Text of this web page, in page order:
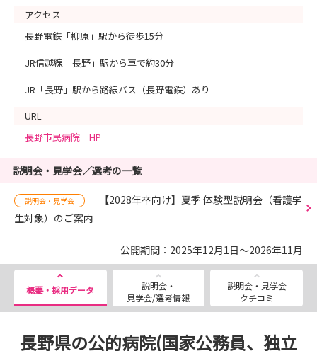
アクセス
長野電鉄「柳原」駅から徒歩15分
JR信越線「長野」駅から車で約30分
JR「長野」駅から路線バス（長野電鉄）あり
URL
長野市民病院 HP
説明会・見学会／選考の一覧
説明会・見学会
【2028年卒向け】夏季 体験型説明会（看護学
生対象）のご案内
公開期間：2025年12月1日～2026年11月
概要・採用データ
説明会・
見学会/選考情報
説明会・見学会
クチコミ
長野県の公的病院(国家公務員、独立